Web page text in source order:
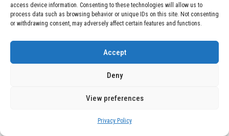
access device information. Consenting to these technologies will allow us to
process data such as browsing behavior or unique IDs on this site. Not consenting
or withdrawing consent, may adversely affect certain features and functions.
Accept
Deny
View preferences
Privacy Policy
01 TECNOLOGÍA December 24, 2025
Vídeo impactante: BYD revela en
en apenas 5 minutos de carga
February 9, 2026
ruedas todo terreno: este scooter cuesta
adquisición impresionante